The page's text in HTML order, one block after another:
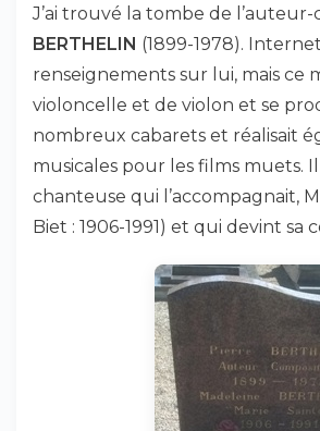
J’ai trouvé la tombe de
BERTHELIN (1899-1978).
renseignements sur lui, mais ce
violoncelle et de violon et se
nombreux cabarets et réalisait
musicales pour les films muets.
chanteuse qui l’accompagnait,
Biet : 1906-1991) et qui devint sa